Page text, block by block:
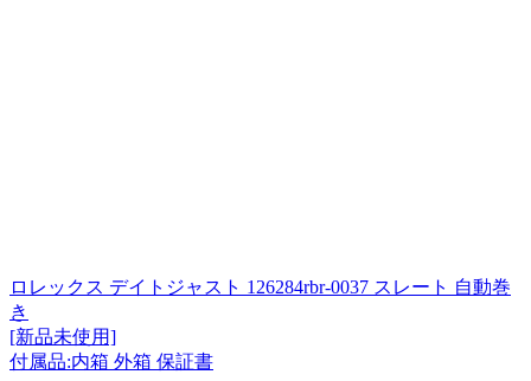
ロレックス デイトジャスト 126284rbr-0037 スレート 自動巻
き
[新品未使用]
付属品:内箱 外箱 保証書